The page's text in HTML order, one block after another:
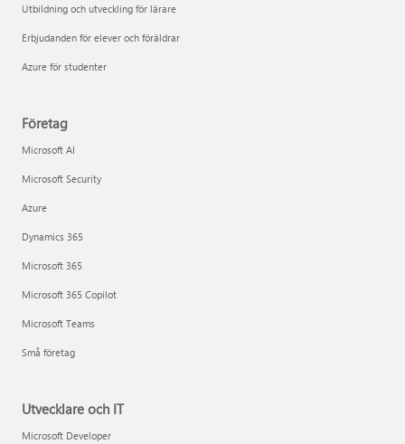
Utbildning och utveckling för lärare
Erbjudanden för elever och föräldrar
Azure för studenter
Företag
Microsoft AI
Microsoft Security
Azure
Dynamics 365
Microsoft 365
Microsoft 365 Copilot
Microsoft Teams
Små företag
Utvecklare och IT
Microsoft Developer